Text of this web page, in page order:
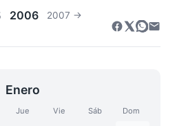
2006 2007 →
Enero
Jue Vie Sáb Dom